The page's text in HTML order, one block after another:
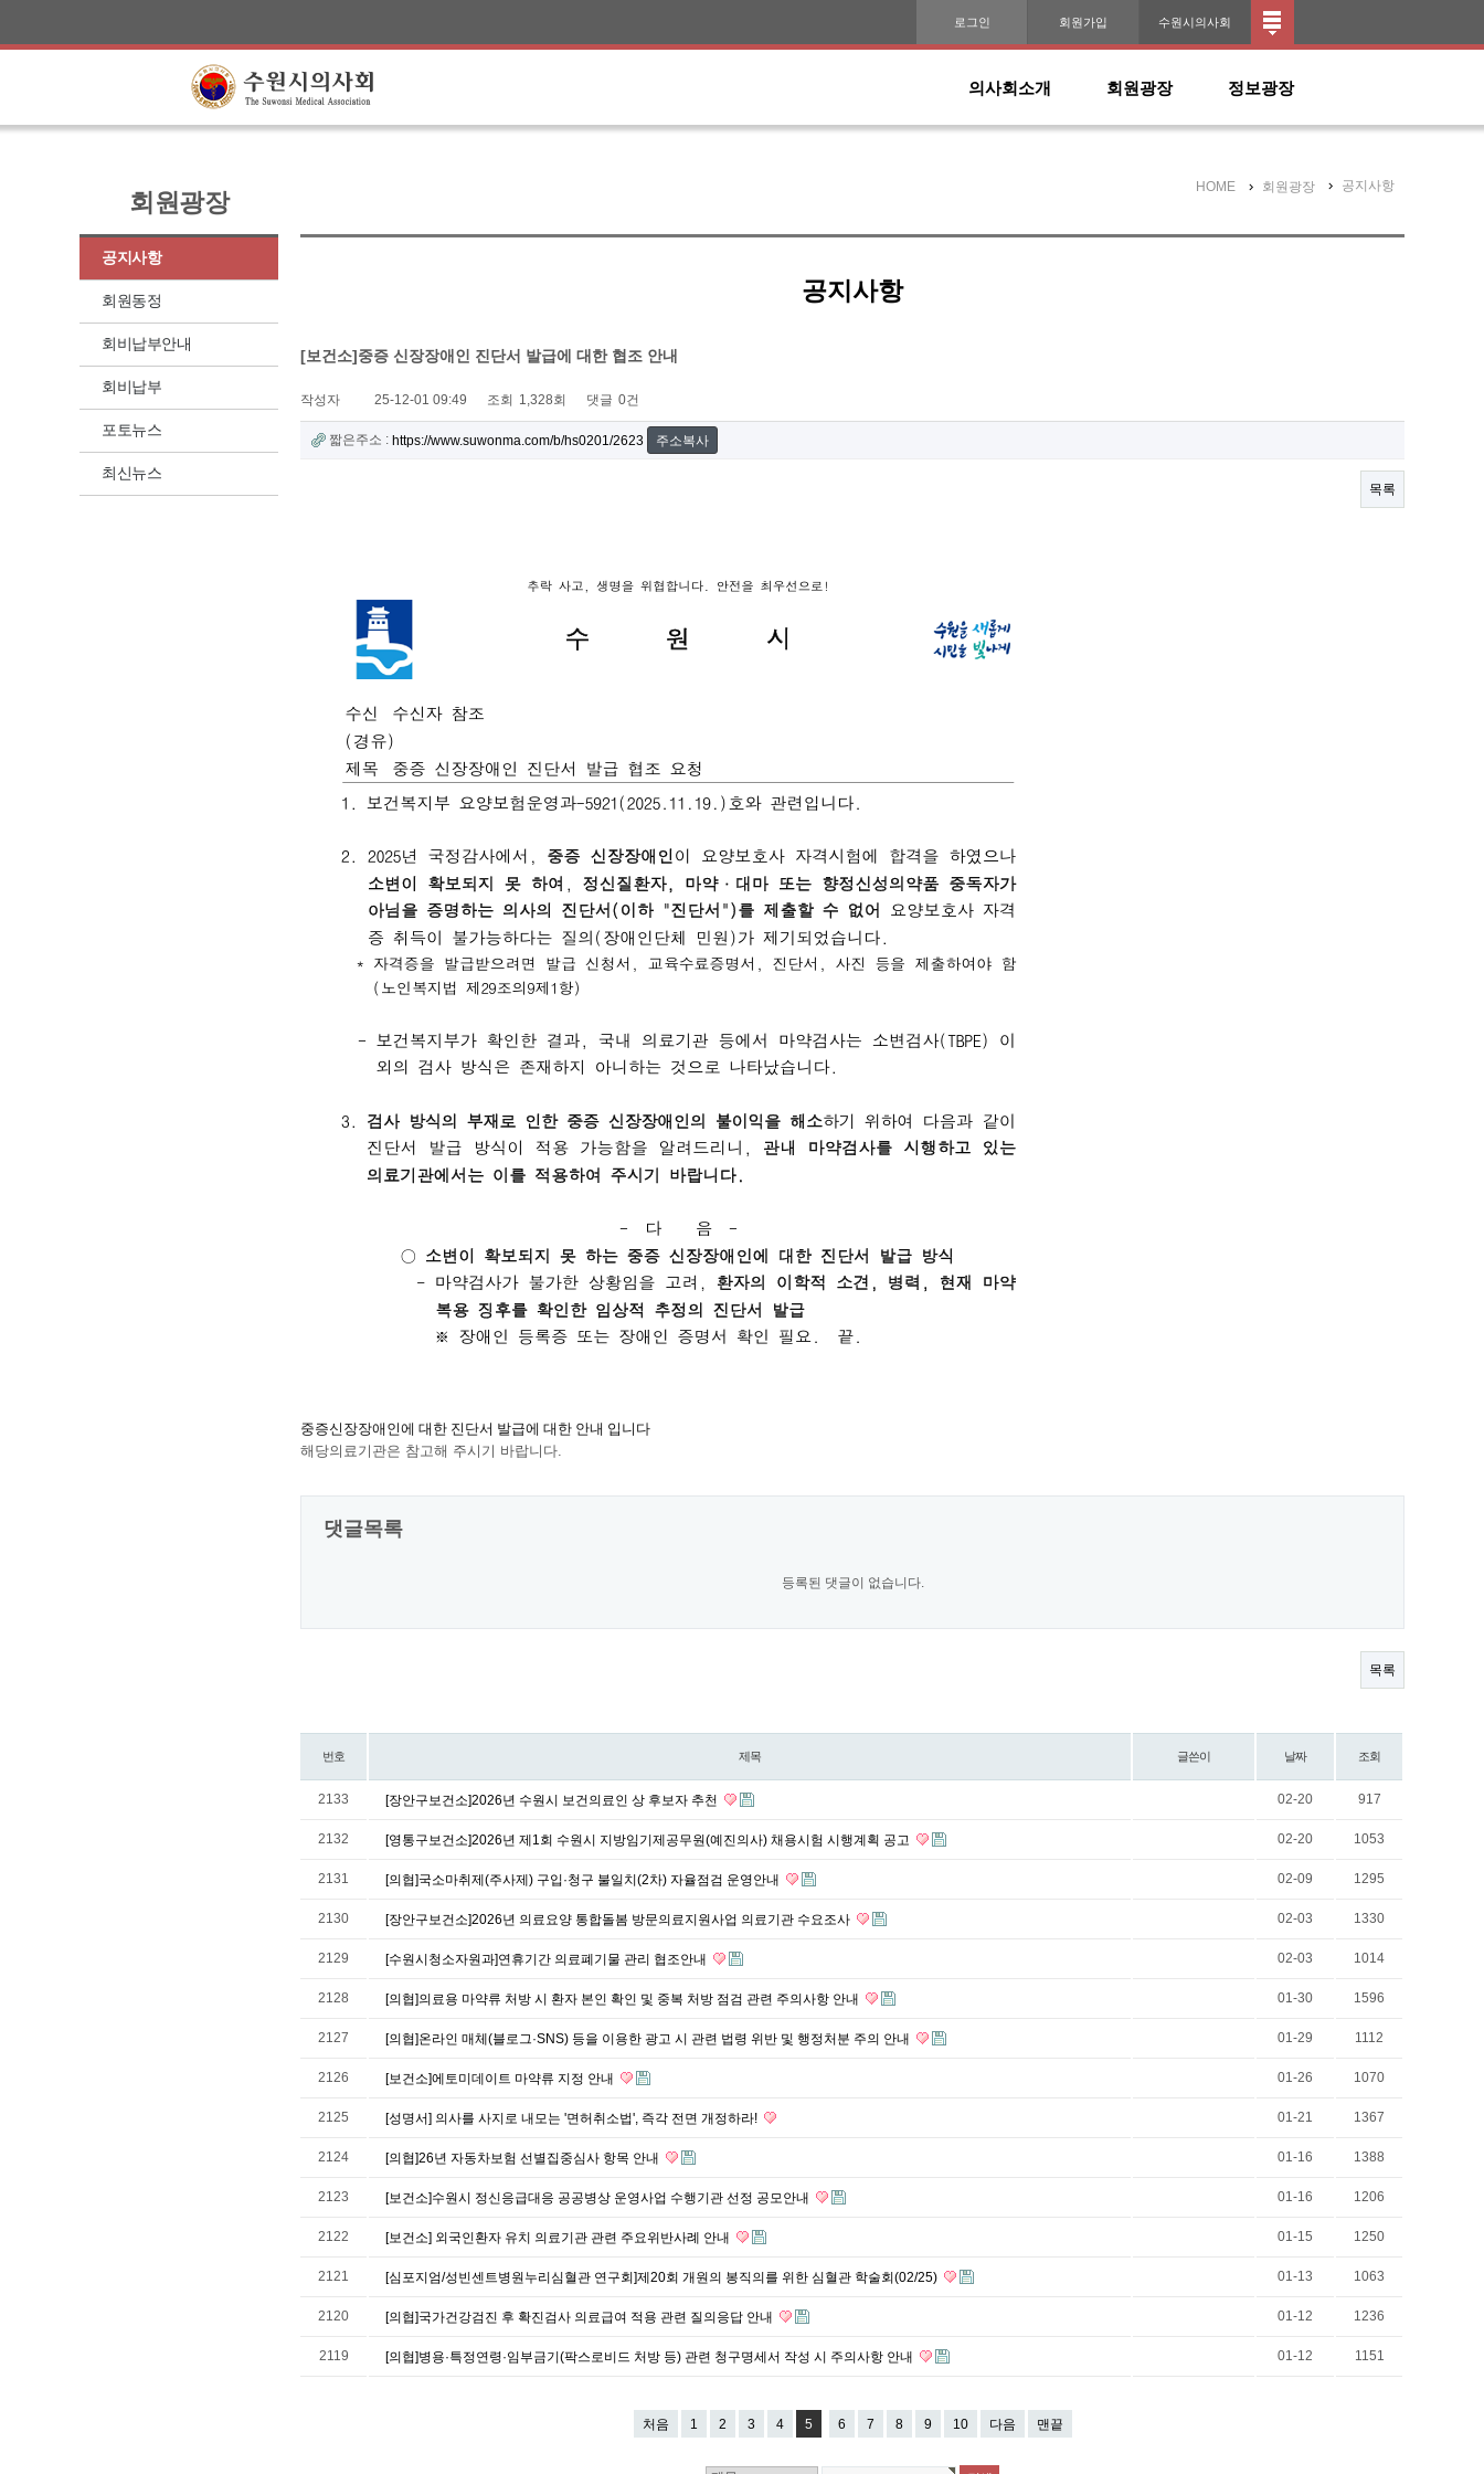
로그인 회원가입 수원시의사회
의사회소개 회원광장 정보광장
회원광장
공지사항
회원동정
회비납부안내
회비납부
포토뉴스
최신뉴스
HOME 회원광장 공지사항
공지사항
[보건소]중증 신장장애인 진단서 발급에 대한 협조 안내
작성자 25-12-01 09:49 조회 1,328회 댓글 0건
짧은주소 : https://www.suwonma.com/b/hs0201/2623 주소복사
목록
중증신장장애인에 대한 진단서 발급에 대한 안내 입니다
해당의료기관은 참고해 주시기 바랍니다.​
댓글목록
등록된 댓글이 없습니다.
목록
번호 제목 글쓴이 날짜 조회
2133 [장안구보건소]2026년 수원시 보건의료인 상 후보자 추천 02-20 917
2132 [영통구보건소]2026년 제1회 수원시 지방임기제공무원(예진의사) 채용시험 시행계획 공고 02-20 1053
2131 [의협]국소마취제(주사제) 구입·청구 불일치(2차) 자율점검 운영안내 02-09 1295
2130 [장안구보건소]2026년 의료요양 통합돌봄 방문의료지원사업 의료기관 수요조사 02-03 1330
2129 [수원시청소자원과]연휴기간 의료폐기물 관리 협조안내 02-03 1014
2128 [의협]의료용 마약류 처방 시 환자 본인 확인 및 중복 처방 점검 관련 주의사항 안내 01-30 1596
2127 [의협]온라인 매체(블로그·SNS) 등을 이용한 광고 시 관련 법령 위반 및 행정처분 주의 안내 01-29 1112
2126 [보건소]에토미데이트 마약류 지정 안내 01-26 1070
2125 [성명서] 의사를 사지로 내모는 '면허취소법', 즉각 전면 개정하라! 01-21 1367
2124 [의협]26년 자동차보험 선별집중심사 항목 안내 01-16 1388
2123 [보건소]수원시 정신응급대응 공공병상 운영사업 수행기관 선정 공모안내 01-16 1206
2122 [보건소] 외국인환자 유치 의료기관 관련 주요위반사례 안내 01-15 1250
2121 [심포지엄/성빈센트병원누리심혈관 연구회]제20회 개원의 봉직의를 위한 심혈관 학술회(02/25) 01-13 1063
2120 [의협]국가건강검진 후 확진검사 의료급여 적용 관련 질의응답 안내 01-12 1236
2119 [의협]병용·특정연령·임부금기(팍스로비드 처방 등) 관련 청구명세서 작성 시 주의사항 안내 01-12 1151
처음 1 2 3 4 5 6 7 8 9 10 다음 맨끝